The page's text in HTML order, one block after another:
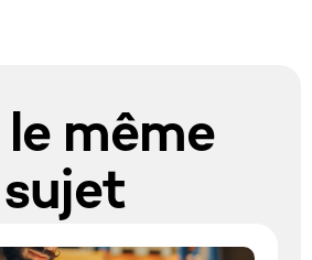
le même
sujet